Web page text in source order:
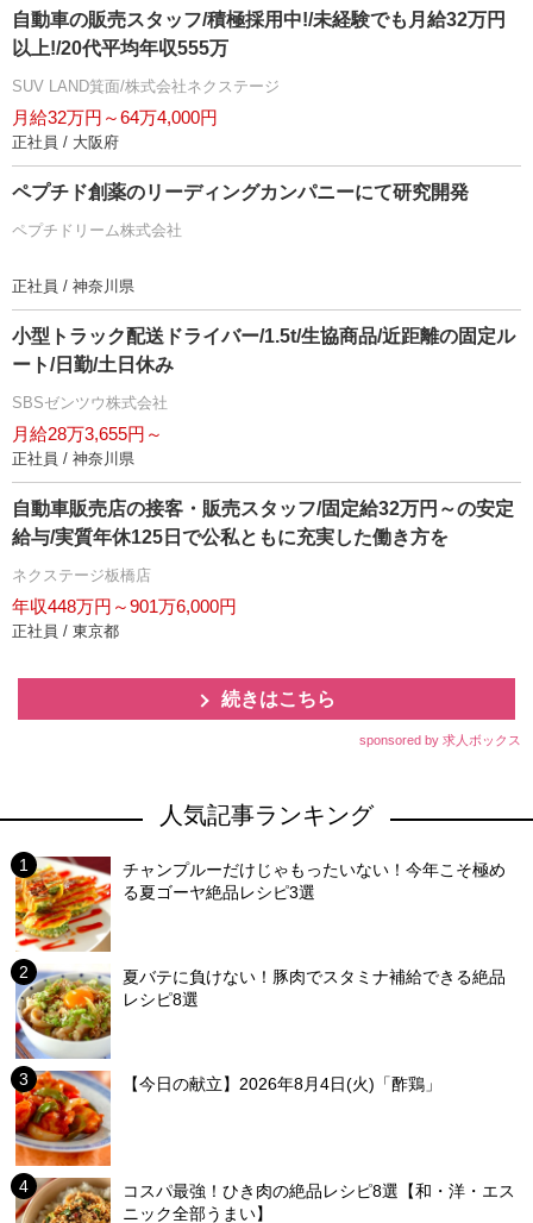
自動車の販売スタッフ/積極採用中!/未経験でも月給32万円
以上!/20代平均年収555万
SUV LAND箕面/株式会社ネクステージ
月給32万円～64万4,000円
正社員 / 大阪府
ペプチド創薬のリーディングカンパニーにて研究開発
ペプチドリーム株式会社
正社員 / 神奈川県
小型トラック配送ドライバー/1.5t/生協商品/近距離の固定ル
ート/日勤/土日休み
SBSゼンツウ株式会社
月給28万3,655円～
正社員 / 神奈川県
自動車販売店の接客・販売スタッフ/固定給32万円～の安定
給与/実質年休125日で公私ともに充実した働き方を
ネクステージ板橋店
年収448万円～901万6,000円
正社員 / 東京都
続きはこちら
sponsored by 求人ボックス
人気記事ランキング
チャンプルーだけじゃもったいない！今年こそ極め
る夏ゴーヤ絶品レシピ3選
夏バテに負けない！豚肉でスタミナ補給できる絶品
レシピ8選
【今日の献立】2026年8月4日(火)「酢鶏」
コスパ最強！ひき肉の絶品レシピ8選【和・洋・エス
ニック全部うまい】